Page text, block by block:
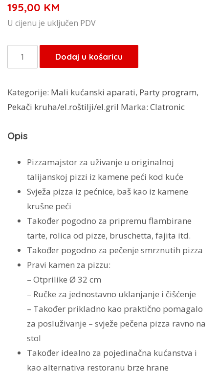
195,00 KM
U cijenu je uključen PDV
Clatronic
aparat
pizzu
PM
crveni
Dodaj u košaricu
Kategorije: Mali kućanski aparati, Party program,
Pekači kruha/el.roštilji/el.gril Marka: Clatronic
Opis
Pizzamajstor za uživanje u originalnoj
talijanskoj pizzi iz kamene peći kod kuće
Svježa pizza iz pećnice, baš kao iz kamene
krušne peći
Također pogodno za pripremu flambirane
tarte, rolica od pizze, bruschetta, fajita itd.
Također pogodno za pečenje smrznutih pizza
Pravi kamen za pizzu:
– Otprilike Ø 32 cm
– Ručke za jednostavno uklanjanje i čišćenje
– Također prikladno kao praktično pomagalo
za posluživanje – svježe pečena pizza ravno na
stol
Također idealno za pojedinačna kućanstva i
kao alternativa restoranu brze hrane